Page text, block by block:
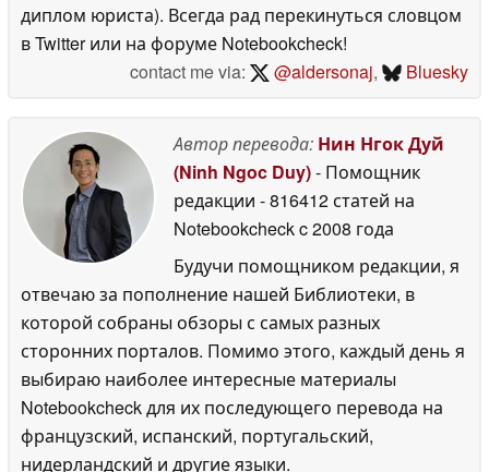
диплом юриста). Всегда рад перекинуться словцом
в Twitter или на форуме Notebookcheck!
contact me via:
@aldersonaj, Bluesky
Автор перевода: Нин Нгок Дуй
(Ninh Ngoc Duy)- Помощник
редакции - 816412 статей на
Notebookcheckc 2008 года
Будучи помощником редакции, я
отвечаю за пополнение нашей Библиотеки, в
которой собраны обзоры с самых разных
сторонних порталов. Помимо этого, каждый день я
выбираю наиболее интересные материалы
Notebookcheck для их последующего перевода на
французский, испанский, португальский,
нидерландский и другие языки.